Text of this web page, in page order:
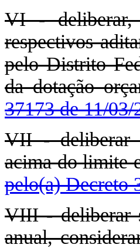
VI - deliberar,
respectivos
pelo Distrito
da dotação
37173 de 11/03/
VII - deliberar
acima do limite
pelo(a) Decreto
VIII - deliberar
anual,